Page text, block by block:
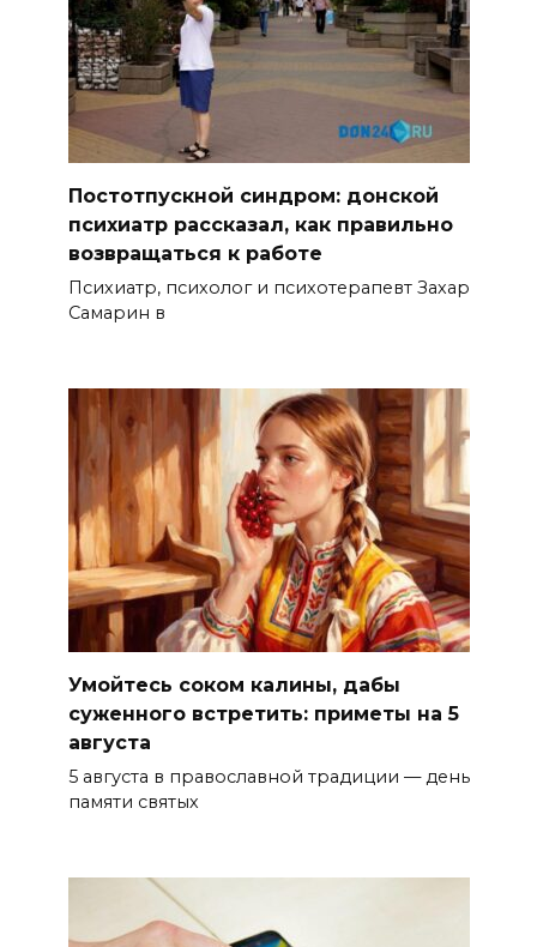
Постотпускной синдром: донской
психиатр рассказал, как правильно
возвращаться к работе
Психиатр, психолог и психотерапевт Захар
Самарин в
Умойтесь соком калины, дабы
суженного встретить: приметы на 5
августа
5 августа в православной традиции — день
памяти святых